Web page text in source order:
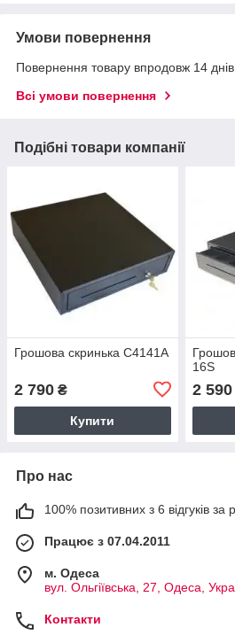
Умови повернення
Повернення товару впродовж 14
Всі умови повернення
Подібні товари компанії
Грошова скринька С4141А
2 790 ₴
Купити
16S
2 590
Про нас
100% позитивних з 6 відгуків за
Працює з 07.04.2011
м. Одеса
вул. Ольгіївська, 27, Одеса,
Контакти